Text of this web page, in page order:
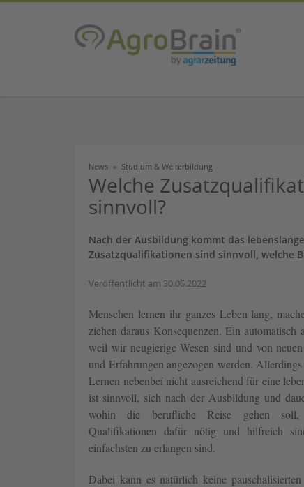
News Studium & Weiterbildung
Welche
sinnvoll?
Nach der Ausbildung kommt das
Zusatzqualifikationen sind sinnvoll, welche
Veröffentlicht am 30.06.2022
Menschen lernen ihr ganzes Leben lang,
ziehen daraus Konsequenzen. Ein automatisch
weil wir neugierige Wesen sind und von
und Erfahrungen angezogen werden.
Lernen nebenbei nicht ausreichend für eine
ist sinnvoll, sich nach der Ausbildung und
wohin die berufliche Reise gehen soll,
Qualifikationen dafür nötig und hilfreich
einfachsten zu erlangen sind.
Dabei kann es natürlich keine